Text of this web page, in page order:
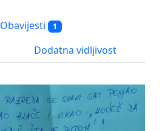
Obavijesti 1
Dodatna vidljivost